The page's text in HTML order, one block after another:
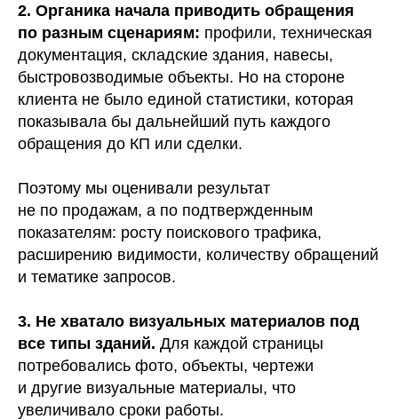
2. Органика начала приводить обращения
по разным сценариям: профили, техническая
документация, складские здания, навесы,
быстровозводимые объекты. Но на стороне
клиента не было единой статистики, которая
показывала бы дальнейший путь каждого
обращения до КП или сделки.
Поэтому мы оценивали результат
не по продажам, а по подтвержденным
показателям: росту поискового трафика,
расширению видимости, количеству обращений
и тематике запросов.
3. Не хватало визуальных материалов под
все типы зданий. Для каждой страницы
потребовались фото, объекты, чертежи
и другие визуальные материалы, что
увеличивало сроки работы.